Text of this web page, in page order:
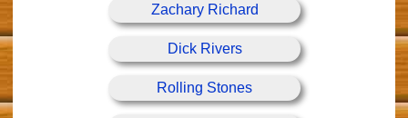
Zachary Richard
Dick Rivers
Rolling Stones